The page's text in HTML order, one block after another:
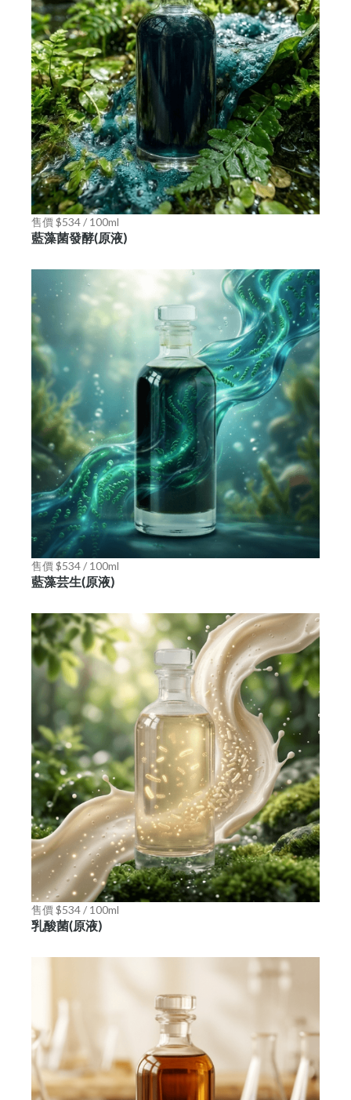
售價 $534 / 100ml
藍藻菌發酵(原液)
售價 $534 / 100ml
藍藻芸生(原液)
售價 $534 / 100ml
乳酸菌(原液)